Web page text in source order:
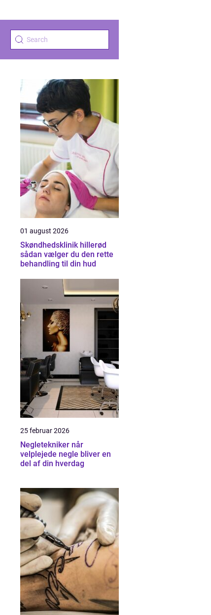
01 august 2026
Skøndhedsklinik hillerød
sådan vælger du den rette
behandling til din hud
25 februar 2026
Negletekniker når
velplejede negle bliver en
del af din hverdag